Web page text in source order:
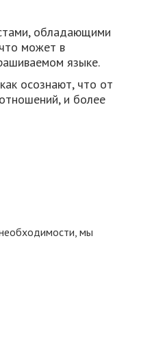
обладающими
может в
языке.
осознают, что от
и более
мы